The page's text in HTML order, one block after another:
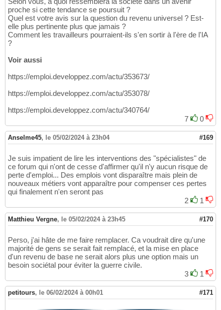
proche si cette tendance se poursuit ?
Quel est votre avis sur la question du revenu universel ? Est-
elle plus pertinente plus que jamais ?
Comment les travailleurs pourraient-ils s'en sortir à l'ère de l'IA
?
Voir aussi
https://emploi.developpez.com/actu/353673/
https://emploi.developpez.com/actu/353078/
https://emploi.developpez.com/actu/340764/
7
0
Anselme45, le 05/02/2024 à 23h04 #169
Je suis impatient de lire les interventions des "spécialistes" de
ce forum qui n'ont de cesse d'affirmer qu'il n'y aucun risque de
perte d'emploi... Des emplois vont disparaître mais plein de
nouveaux métiers vont apparaître pour compenser ces pertes
qui finalement n'en seront pas
2
1
Matthieu Vergne, le 05/02/2024 à 23h45 #170
Perso, j'ai hâte de me faire remplacer. Ca voudrait dire qu'une
majorité de gens se serait fait remplacé, et la mise en place
d'un revenu de base ne serait alors plus une option mais un
besoin sociétal pour éviter la guerre civile.
3
1
petitours, le 06/02/2024 à 00h01 #171